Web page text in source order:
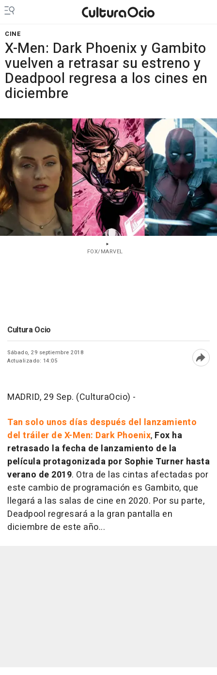
CINE
X-Men: Dark Phoenix y Gambito
vuelven a retrasar su estreno y
Deadpool regresa a los cines en
diciembre
FOX/MARVEL
Cultura Ocio
Sábado, 29 septiembre 2018
Actualizado: 14:05
MADRID, 29 Sep. (CulturaOcio) -
Tan solo unos días después del lanzamiento
del tráiler deX-Men: Dark Phoenix, Fox ha
retrasado la fecha de lanzamiento de la
película protagonizada por Sophie Turner hasta
verano de 2019. Otra de las cintas afectadas por
este cambio de programación es Gambito, que
llegará a las salas de cine en 2020. Por su parte,
Deadpool regresará a la gran pantalla en
diciembre de este año...